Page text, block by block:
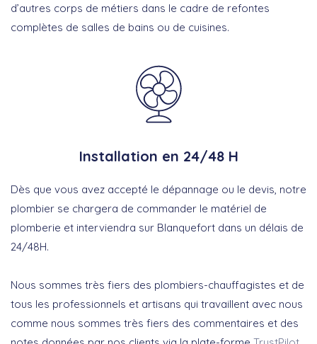
d’autres corps de métiers dans le cadre de refontes
complètes de salles de bains ou de cuisines.
Installation en 24/48 H
Dès que vous avez accepté le dépannage ou le devis, notre
plombier se chargera de commander le matériel de
plomberie et interviendra sur Blanquefort dans un délais de
24/48H.
Nous sommes très fiers des plombiers-chauffagistes et de
tous les professionnels et artisans qui travaillent avec nous
comme nous sommes très fiers des commentaires et des